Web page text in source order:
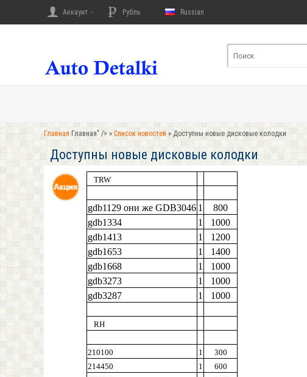
Аккаунт Russian
Рубль
Главная Главная" /> » Список новостей » Доступны новые дисковые колодки
Доступны новые дисковые колодки
TRW
gdb1129 они же GDB3046 1
800
gdb1334
1
1000
gdb1413
1
1200
gdb1653
1
1400
gdb1668
1
1000
gdb3273
1
1000
gdb3287
1 1000
RH
210100 1
300
214450
1
600